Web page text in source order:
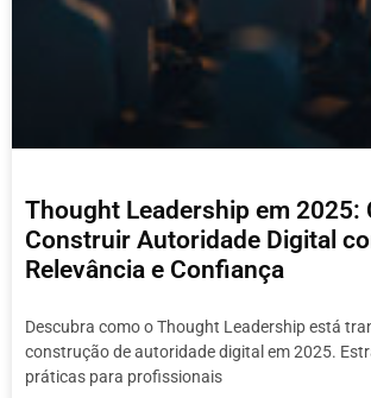
Thought Leadership em 2025:
Construir Autoridade Digital
Relevância e Confiança
Descubra como o Thought Leadership está
construção de autoridade digital em 2025.
práticas para profissionais